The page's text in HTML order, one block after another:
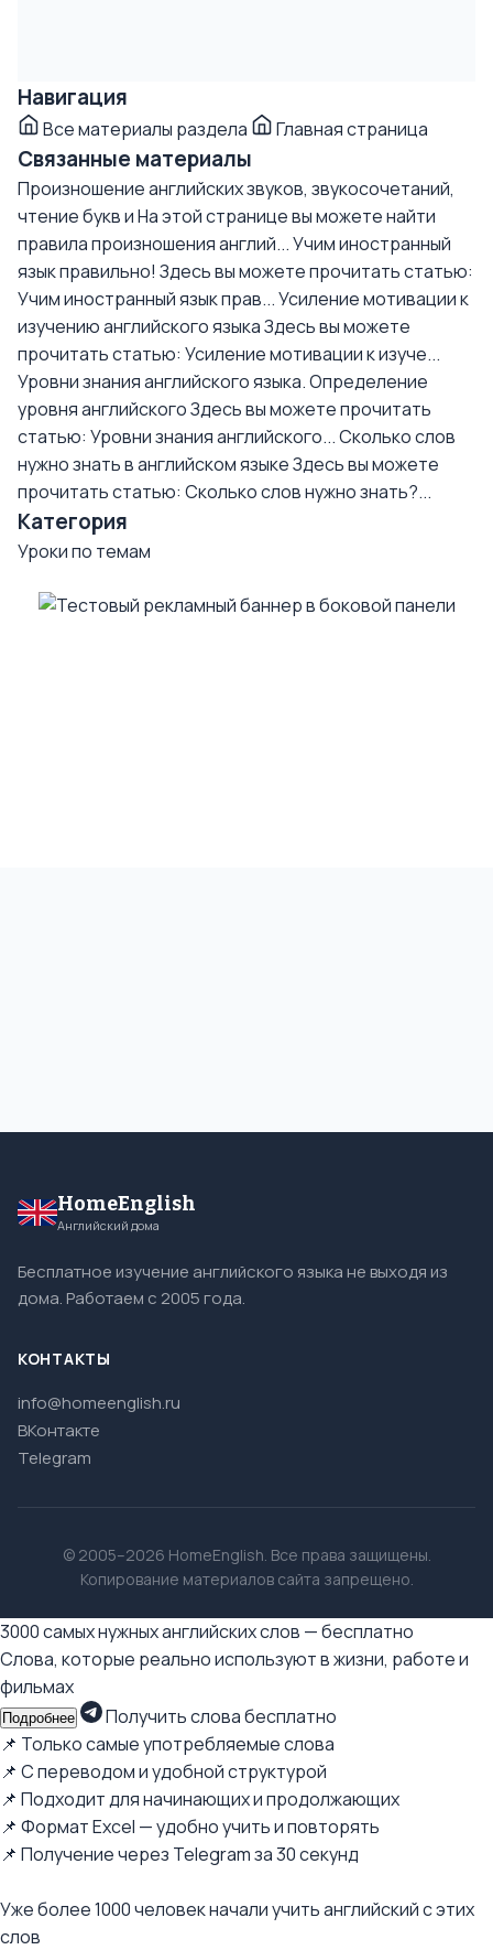
Навигация
Все материалы раздела Главная страница
Связанные материалы
Произношение английских звуков, звукосочетаний,
чтение букв иНа этой странице вы можете найти
правила произношения англий...Учим иностранный
язык правильно! Здесь вы можете прочитать статью:
Учим иностранный язык прав...Усиление мотивации к
изучению английского языкаЗдесь вы можете
прочитать статью: Усиление мотивации к изуче...
Уровни знания английского языка. Определение
уровня английскогоЗдесь вы можете прочитать
статью: Уровни знания английского...Сколько слов
нужно знать в английском языкеЗдесь вы можете
прочитать статью: Сколько слов нужно знать?...
Категория
Уроки по темам
HomeEnglish
Английский дома
Бесплатное изучение английского языка не выходя из
дома. Работаем с 2005 года.
КОНТАКТЫ
info@homeenglish.ru
ВКонтакте
Telegram
© 2005–2026 HomeEnglish. Все права защищены.
Копирование материалов сайта запрещено.
3000 самых нужных английских слов — бесплатно
Слова, которые реально используют в жизни, работе и
фильмах
Подробнее
Получить слова бесплатно
📌 Только самые употребляемые слова
📌 С переводом и удобной структурой
📌 Подходит для начинающих и продолжающих
📌 Формат Excel — удобно учить и повторять
📌 Получение через Telegram за 30 секунд
Уже более 1000 человек начали учить английский с этих
слов